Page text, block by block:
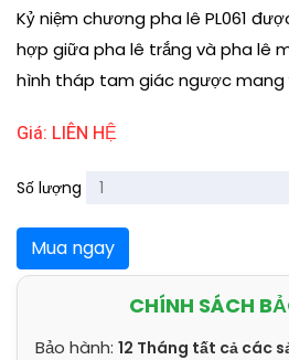
Kỷ niệm chương pha lê PL061
hợp giữa pha lê trắng và pha lê
hình tháp tam giác ngược mang
Giá: LIÊN HỆ
Số lượng
Mua ngay
CHÍNH SÁCH
Bảo hành: 12 Tháng tất cả các